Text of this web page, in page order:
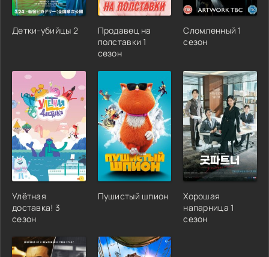
Детки-убийцы 2
Продавец на
полставки 1
сезон
Сломленный 1
сезон
Улётная
доставка! 3
сезон
Пушистый шпион
Хорошая
напарница 1
сезон